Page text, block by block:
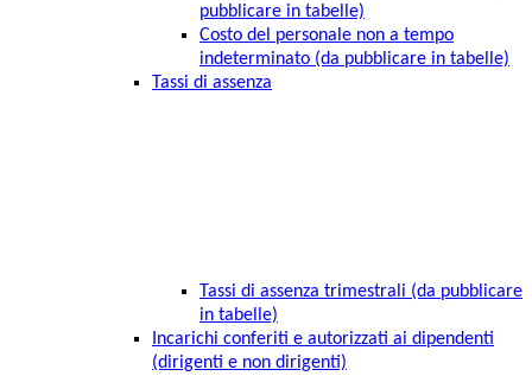
pubblicare in tabelle)
Costo del personale non a tempo
indeterminato (da pubblicare in tabelle)
Tassi di assenza
Tassi di assenza trimestrali (da pubblicare
in tabelle)
Incarichi conferiti e autorizzati ai dipendenti
(dirigenti e non dirigenti)